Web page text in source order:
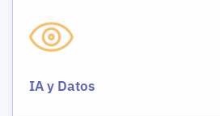
IA y Datos